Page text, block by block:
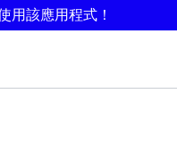
用該應用程式！